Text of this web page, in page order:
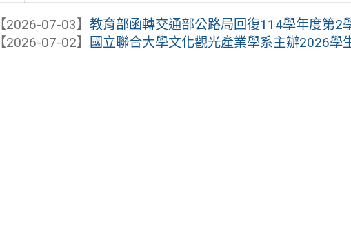
【2026-07-03】教育部函轉交通部公路局回復114學年度第2
【2026-07-02】
國立聯合大學文化觀光產業學系主辦2026